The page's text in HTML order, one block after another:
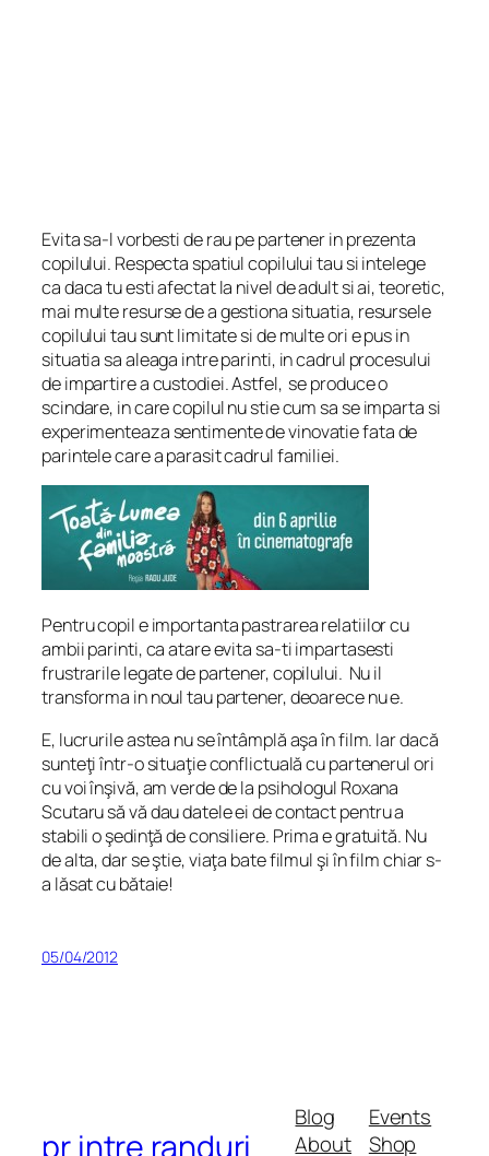
Evita sa-l vorbesti de rau pe partener in prezenta
copilului. Respecta spatiul copilului tau si intelege
ca daca tu esti afectat la nivel de adult si ai, teoretic,
mai multe resurse de a gestiona situatia, resursele
copilului tau sunt limitate si de multe ori e pus in
situatia sa aleaga intre parinti, in cadrul procesului
de impartire a custodiei. Astfel, se produce o
scindare, in care copilul nu stie cum sa se imparta si
experimenteaza sentimente de vinovatie fata de
parintele care a parasit cadrul familiei.
Pentru copil e importanta pastrarea relatiilor cu
ambii parinti, ca atare evita sa-ti impartasesti
frustrarile legate de partener, copilului. Nu il
transforma in noul tau partener, deoarece nu e.
E, lucrurile astea nu se întâmplă aşa în film. Iar dacă
sunteţi într-o situaţie conflictuală cu partenerul ori
cu voi înşivă, am verde de la psihologul Roxana
Scutaru să vă dau datele ei de contact pentru a
stabili o şedinţă de consiliere. Prima e gratuită. Nu
de alta, dar se ştie, viaţa bate filmul şi în film chiar s-
a lăsat cu bătaie!
05/04/2012
pr intre randuri
Blog
About
Events
Shop